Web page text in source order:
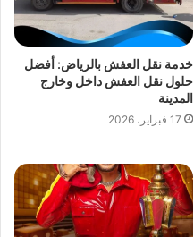
خدمة نقل العفش بالرياض: أفضل
حلول نقل العفش داخل وخارج
المدينة
17 فبراير، 2026